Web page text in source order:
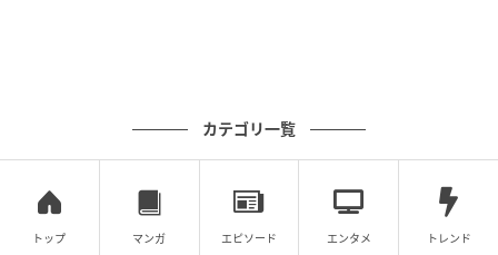
andGIRL
カテゴリ一覧
トップ マンガ エピソード エンタメ トレンド